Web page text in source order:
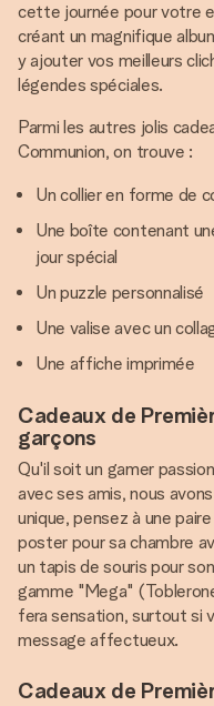
cette journée pour votre
créant un magnifique
y ajouter vos meilleurs
légendes spéciales.
Parmi les autres jolis
Communion, on trouve :
Un collier en forme de
Une boîte contenant
jour spécial
Un puzzle personnalisé
Une valise avec un
Une affiche imprimée
Cadeaux de
garçons
Qu'il soit un gamer
avec ses amis, nous
unique, pensez à une
poster pour sa chambre
un tapis de souris pour
gamme "Mega"
fera sensation, surtout si
message affectueux.
Cadeaux de